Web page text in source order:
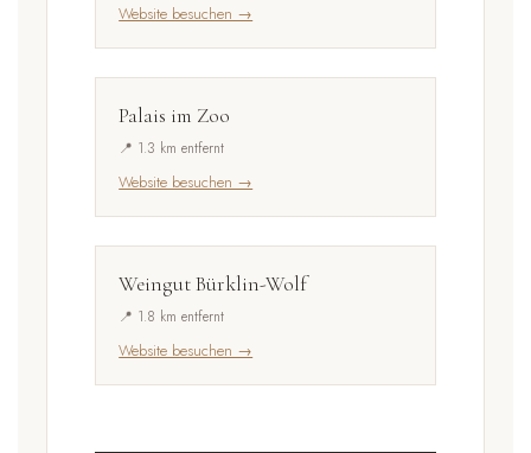
Website besuchen →
Palais im Zoo
📍 1.3 km entfernt
Website besuchen →
Weingut Bürklin-Wolf
📍 1.8 km entfernt
Website besuchen →